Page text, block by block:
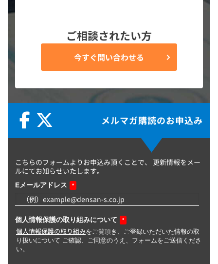
ご相談されたい方
今すぐ問い合わせる
メルマガ購読のお申込み
こちらのフォームよりお申込み頂くことで、
更新情報をメー
ルにてお知らせいたします。
Eメールアドレス *
個人情報保護の取り組みについて *
個人情報保護の取り組みをご覧頂き、ご登録いただいた情報の取
り扱いについて ご確認、ご同意のうえ、フォームをご送信くださ
い。